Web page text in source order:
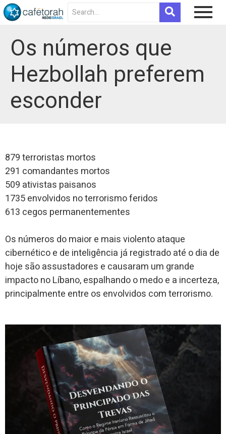
Os números que
Hezbollah preferem
esconder
879 terroristas mortos
291 comandantes mortos
509 ativistas paisanos
1735 envolvidos no terrorismo feridos
613 cegos permanentementes
Os números do maior e mais violento ataque
cibernético e de inteligência já registrado até o dia de
hoje são assustadores e causaram um grande
impacto no Líbano, espalhando o medo e a incerteza,
principalmente entre os envolvidos com terrorismo.